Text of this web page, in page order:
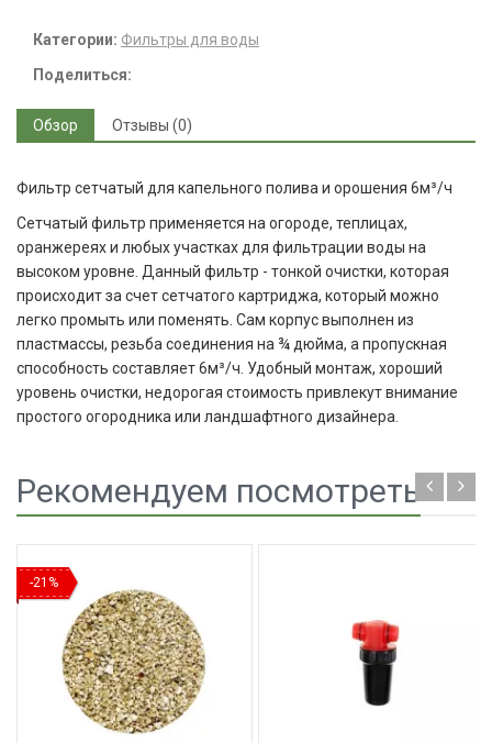
Категории: Фильтры для воды
Поделиться:
Обзор Отзывы (0)
Фильтр сетчатый для капельного полива и орошения 6м³/ч
Сетчатый фильтр применяется на огороде, теплицах,
оранжереях и любых участках для фильтрации воды на
высоком уровне. Данный фильтр - тонкой очистки, которая
происходит за счет сетчатого картриджа, который можно
легко промыть или поменять. Сам корпус выполнен из
пластмассы, резьба соединения на ¾ дюйма, а пропускная
способность составляет 6м³/ч. Удобный монтаж, хороший
уровень очистки, недорогая стоимость привлекут внимание
простого огородника или ландшафтного дизайнера.
Рекомендуем посмотреть
-21%